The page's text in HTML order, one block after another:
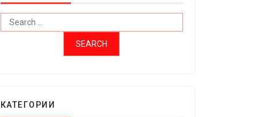
КАТЕГОРИИ